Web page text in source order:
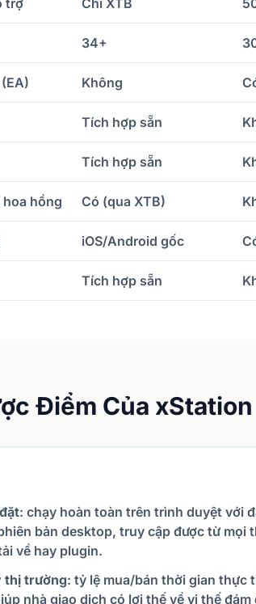
trợ Chỉ XTB
34+
Không
Tích hợp sẵn
Tích hợp sẵn
hồng Có (qua XTB)
iOS/Android gốc
Tích hợp sẵn
Điểm Của
: chạy hoàn toàn trên trình duyệt với
bản desktop, truy cập được từ mọi
về hay plugin.
thị trường: tỷ lệ mua/bán thời gian thực
nhà giao dịch có lợi thế về vị thế đám